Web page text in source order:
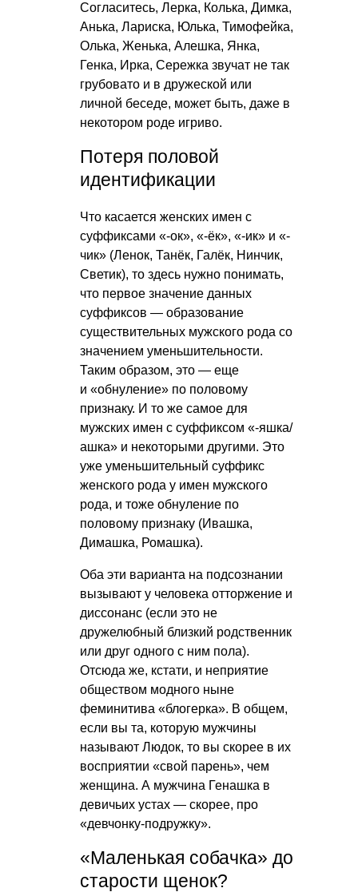
Согласитесь, Лерка, Колька, Димка,
Анька, Лариска, Юлька, Тимофейка,
Олька, Женька, Алешка, Янка,
Генка, Ирка, Сережка звучат не так
грубовато и в дружеской или
личной беседе, может быть, даже в
некотором роде игриво.
Потеря половой
идентификации
Что касается женских имен с
суффиксами «-ок», «-ёк», «-ик» и «-
чик» (Ленок, Танёк, Галёк, Нинчик,
Светик), то здесь нужно понимать,
что первое значение данных
суффиксов — образование
существительных мужского рода со
значением уменьшительности.
Таким образом, это — еще
и «обнуление» по половому
признаку. И то же самое для
мужских имен с суффиксом «-яшка/
ашка» и некоторыми другими. Это
уже уменьшительный суффикс
женского рода у имен мужского
рода, и тоже обнуление по
половому признаку (Ивашка,
Димашка, Ромашка).
Оба эти варианта на подсознании
вызывают у человека отторжение и
диссонанс (если это не
дружелюбный близкий родственник
или друг одного с ним пола).
Отсюда же, кстати, и неприятие
обществом модного ныне
феминитива «блогерка». В общем,
если вы та, которую мужчины
называют Людок, то вы скорее в их
восприятии «свой парень», чем
женщина. А мужчина Генашка в
девичьих устах — скорее, про
«девчонку-подружку».
«Маленькая собачка» до
старости щенок?